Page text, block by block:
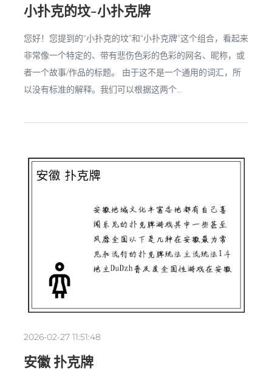
小扑克的坟-小扑克牌
您好！您提到的“小扑克的坟”和“小扑克牌”这个组合，看起来
非常像一个特定的、带有悲伤色彩的色彩的网名、昵称，或
者一个故事/作品的标题。 由于这不是一个通用的词汇，所
以没有标准的解释。我们可以根据这两个...
2026-02-27 11:51:48
安徽 扑克牌